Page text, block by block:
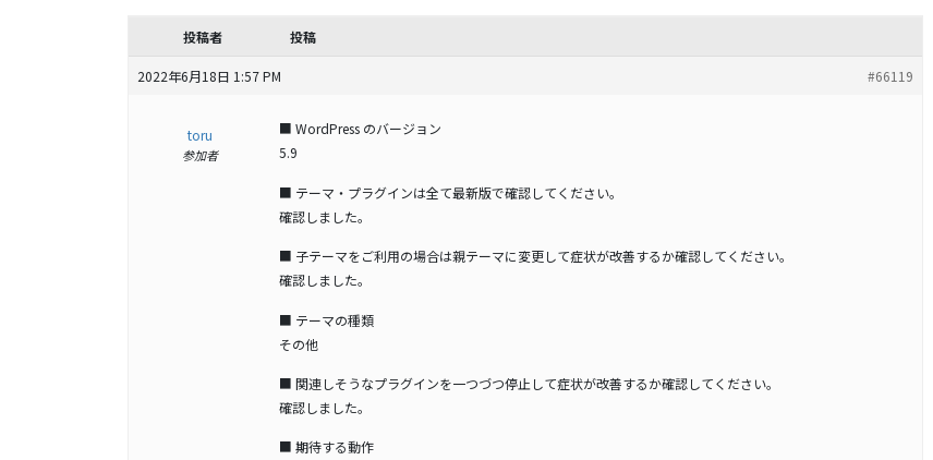
投稿者 投稿
2022年6月18日 1:57 PM #66119
toru
参加者
■ WordPress のバージョン
5.9
■ テーマ・プラグインは全て最新版で確認してください。
確認しました。
■ 子テーマをご利用の場合は親テーマに変更して症状が改善するか確認してください。
確認しました。
■ テーマの種類
その他
■ 関連しそうなプラグインを一つづつ停止して症状が改善するか確認してください。
確認しました。
■ 期待する動作